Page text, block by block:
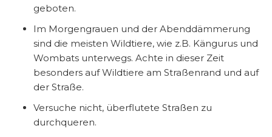
geboten.
Im Morgengrauen und der Abenddämmerung
sind die meisten Wildtiere, wie z.B. Kängurus und
Wombats unterwegs. Achte in dieser Zeit
besonders auf Wildtiere am Straßenrand und auf
der Straße.
Versuche nicht, überflutete Straßen zu
durchqueren.